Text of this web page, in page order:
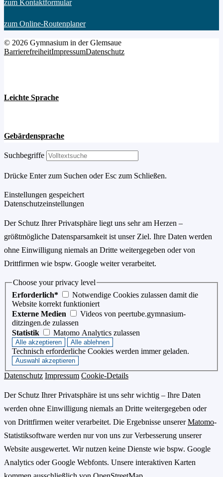
zum Kontaktformular
zum Online-Routenplaner
© 2026 Gymnasium in der Glemsaue
BarrierefreiheitImpressumDatenschutz
Leichte Sprache
Gebärdensprache
Suchbegriffe
Drücke Enter zum Suchen oder Esc zum Schließen.
Einstellungen gespeichert
Datenschutzeinstellungen
Der Schutz Ihrer Privatsphäre liegt uns sehr am Herzen –
größtmögliche Datensparsamkeit ist unser Ziel. Ihre Daten werden
ohne Einwilligung niemals an Dritte weitergegeben oder von
Drittfirmen wie bspw. Google weiter verarbeitet.
Choose your privacy level
Erforderlich*
Notwendige Cookies zulassen damit die
Website korrekt funktioniert
Externe Medien
Videos von peertube.gymnasium-
ditzingen.de zulassen
Statistik
Matomo Analytics zulassen
Technisch erforderliche Cookies werden immer geladen.
Datenschutz Impressum Cookie-Details
Der Schutz Ihrer Privatsphäre ist uns sehr wichtig – Ihre Daten
werden ohne Einwilligung niemals an Dritte weitergegeben oder
von Drittfirmen weiter verarbeitet. Die Ergebnisse unsererMatomo-
Statistiksoftware werden nur von uns zur Verbesserung unserer
Website ausgewertet. Wir nutzen keine Dienste wie bspw. Google
Analytics oder Google Webfonts. Unsere interaktiven Karten